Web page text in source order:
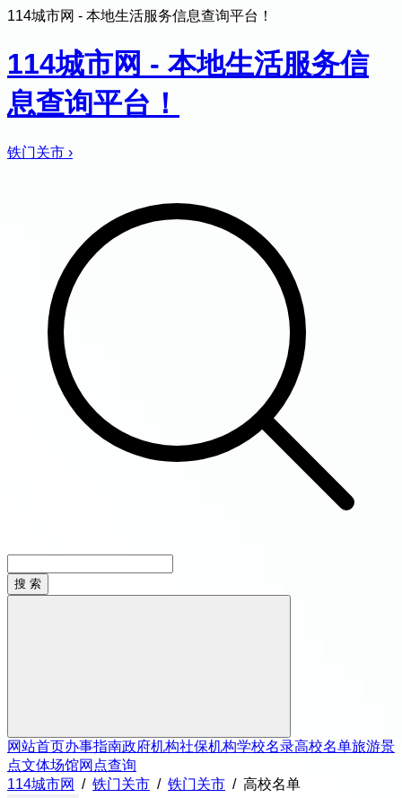
114城市网 - 本地生活服务信息查询平台！
114城市网 - 本地生活服务信
息查询平台！
铁门关市 ›
网站首页办事指南政府机构社保机构学校名录高校名单旅游景
点文体场馆网点查询
114城市网
/ 铁门关市 / 铁门关市 / 高校名单